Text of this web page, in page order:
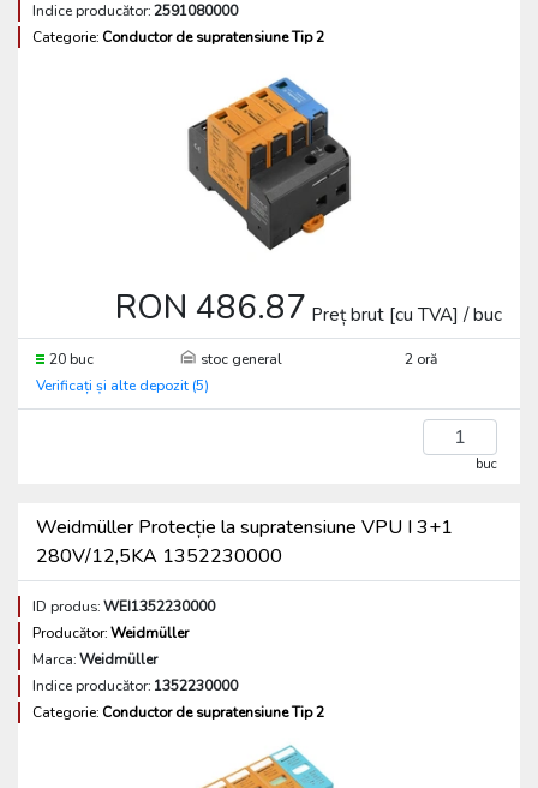
Indice producător:2591080000
Categorie: Conductor de supratensiune Tip 2
RON 486.87 Preț brut [cu TVA] / buc
20 buc stoc general
2 oră
Verificați și alte depozit (5)
buc
Weidmüller Protecție la supratensiune VPU I 3+1
280V/12,5KA 1352230000
ID produs:WEI1352230000
Producător:Weidmüller
Marca:Weidmüller
Indice producător: 1352230000
Categorie: Conductor de supratensiune Tip 2